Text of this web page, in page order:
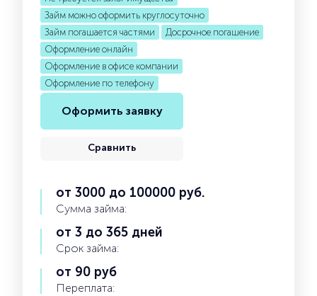
Займ можно оформить круглосуточно
Займ погашается частями
Досрочное погашение
Оформление онлайн
Оформление в офисе компании
Оформление по телефону
Оформить заявку
Сравнить
от 3000 до 100000 руб.
Сумма займа:
от 3 до 365 дней
Срок займа:
от 90 руб
Переплата: